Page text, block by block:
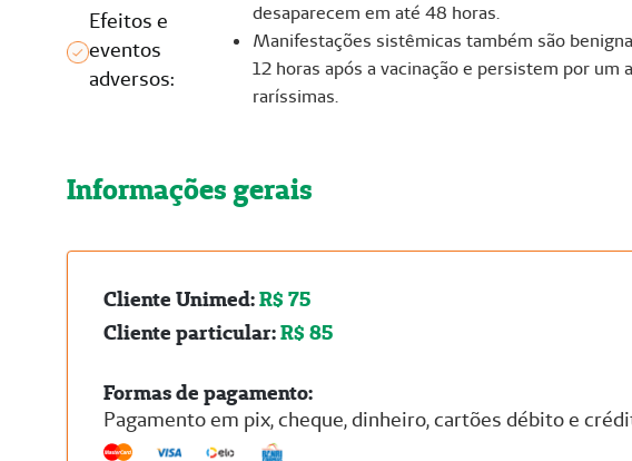
Efeitos e
eventos
adversos:
desaparecem em até 48 horas.
Manifestações sistêmicas também são
12 horas após a vacinação e persistem por um
raríssimas.
Informações gerais
Cliente Unimed:R$ 75
Cliente particular:R$ 85
Formas de pagamento:
Pagamento em pix, cheque, dinheiro, cartões débito e